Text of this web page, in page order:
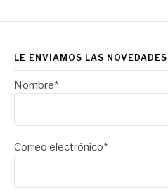
LE ENVIAMOS LAS NOVEDADES
Nombre*
Correo electrónico*